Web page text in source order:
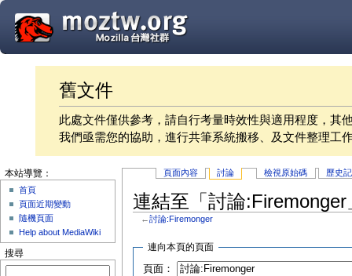
舊文件
此處文件僅供參考，請自行考量時效性與適用程度，其
我們亟需您的協助，進行共筆系統搬移、及文件整理工
頁面內容 討論 檢視原始碼 歷史
連結至「討論:Firemonger
←討論:Firemonger
連向本頁的頁面
頁面：
本站導覽：
首頁
頁面近期變動
隨機頁面
Help about MediaWiki
搜尋